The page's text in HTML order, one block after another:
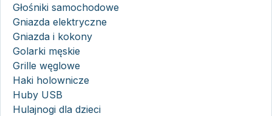
Głośniki samochodowe
Gniazda elektryczne
Gniazda i kokony
Golarki męskie
Grille węglowe
Haki holownicze
Huby USB
Hulajnogi dla dzieci